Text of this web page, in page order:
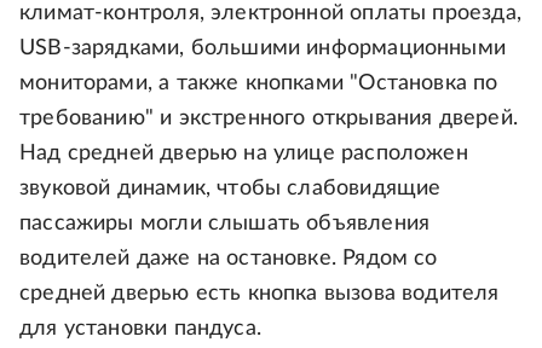
климат-контроля, электронной оплаты проезда,
USB-зарядками, большими информационными
мониторами, а также кнопками "Остановка по
требованию" и экстренного открывания дверей.
Над средней дверью на улице расположен
звуковой динамик, чтобы слабовидящие
пассажиры могли слышать объявления
водителей даже на остановке. Рядом со
средней дверью есть кнопка вызова водителя
для установки пандуса.